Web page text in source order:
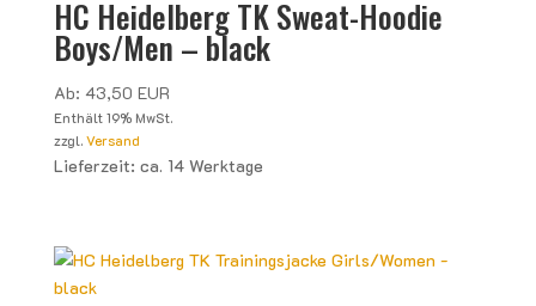
HC Heidelberg TK Sweat-Hoodie
Boys/Men – black
Ab: 43,50 EUR
Enthält 19% MwSt.
zzgl. Versand
Lieferzeit: ca. 14 Werktage